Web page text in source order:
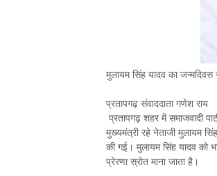
मुलायम सिंह यादव का जन्मदिवस
प्रतापगढ़ संवाददाता गणेश राय
प्रतापगढ़ शहर में समाजवादी
मुख्यमंत्री रहे नेताजी मुलायम
की गई। मुलायम सिंह यादव को
प्रेरणा स्रोत माना जाता है।